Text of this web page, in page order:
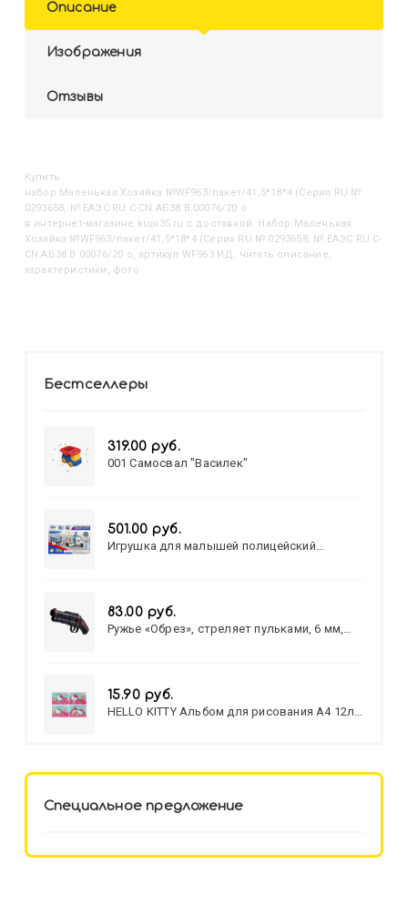
Описание
Изображения
Отзывы
Купить
Набор Маленькая Хозяйка №WF963/пакет/41,5*18*4 (Серия RU №
0293658, № ЕАЭС RU C-CN.АБ38.B.00076/20 о
в интернет-магазине kupi35.ru с доставкой. Набор Маленькая
Хозяйка №WF963/пакет/41,5*18*4 (Серия RU № 0293658, № ЕАЭС RU C-
CN.АБ38.B.00076/20 о, артикул WF963 ИД: читать описание,
характеристики, фото
Бестселлеры
319.00 руб.
001 Самосвал "Василек"
501.00 руб.
Игрушка для малышей полицейский
83.00 руб.
Ружье «Обрез», стреляет пульками, 6 мм,
15.90 руб.
HELLO KITTY Альбом для рисования А4 12л.
Специальное предложение